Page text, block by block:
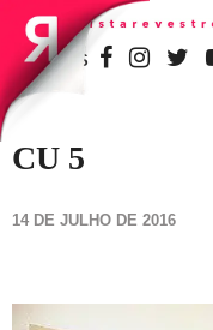
SIGA-NOS
CU 5
14 DE JULHO DE 2016